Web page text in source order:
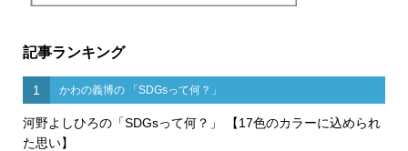
記事ランキング
1 かわの義博の 「SDGsって何？」
河野よしひろの「SDGsって何？」 【17色のカラーに込められ
た思い】